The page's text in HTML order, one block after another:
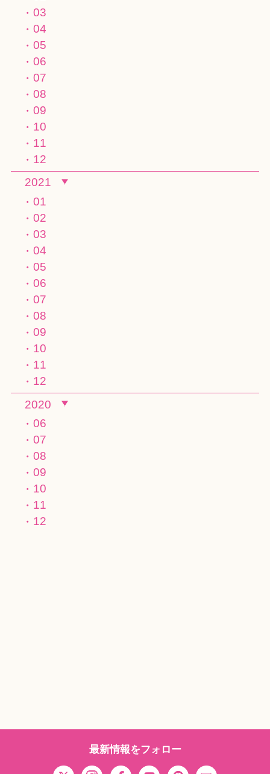
03
04
05
06
07
08
09
10
11
12
2021
01
02
03
04
05
06
07
08
09
10
11
12
2020
06
07
08
09
10
11
12
最新情報をフォロー